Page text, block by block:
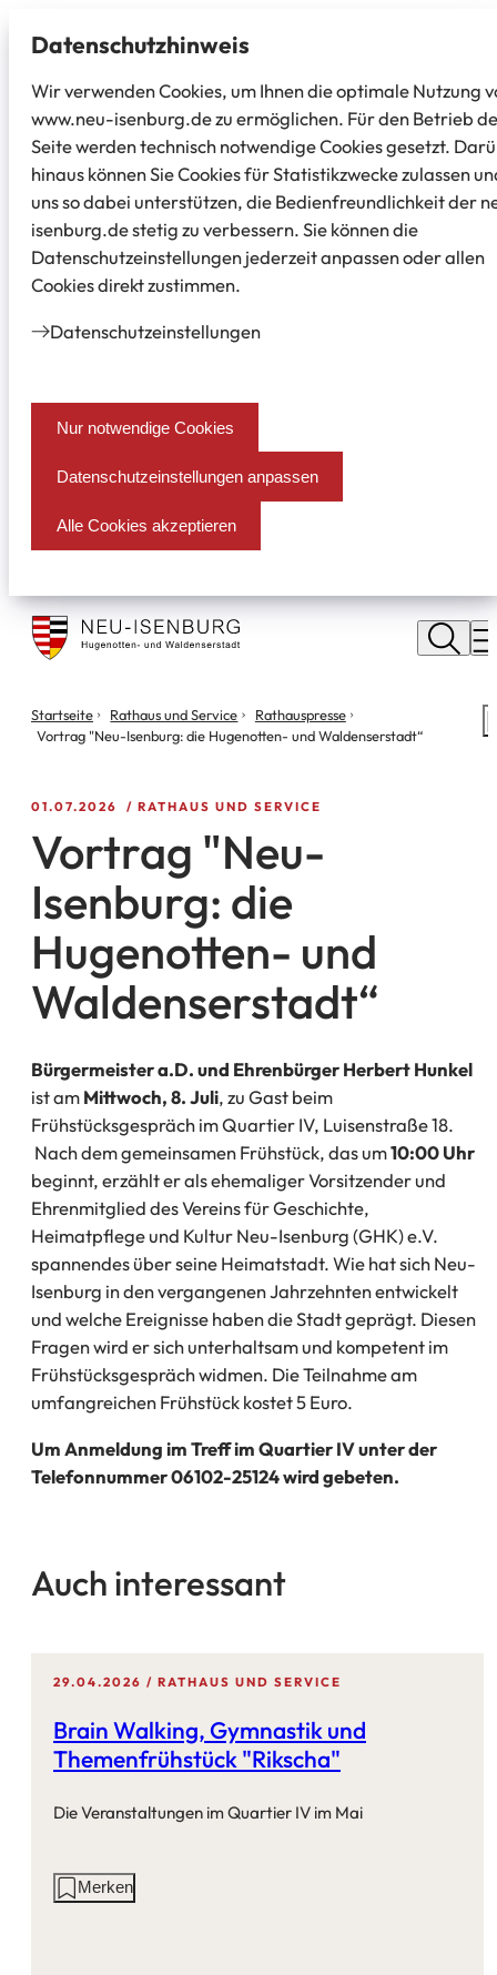
Datenschutz­hinweis
Wir verwenden Cookies, um Ihnen die optimale Nutzung
www.neu-isenburg.de zu ermöglichen. Für den Betrieb
Seite werden technisch notwendige Cookies gesetzt.
hinaus können Sie Cookies für Statistikzwecke zulassen
uns so dabei unterstützen, die Bedienfreundlichkeit der
isenburg.de stetig zu verbessern. Sie können die
Datenschutzeinstellungen jederzeit anpassen oder allen
Cookies direkt zustimmen.
Datenschutz­einstellungen
Nur notwendige Cookies
Datenschutzeinstellungen anpassen
Alle Cookies akzeptieren
Stadt
Neu
Isenburg
Sie
befinden
Startseite Rathaus und Service
Rathauspresse
Vortrag "Neu-Isenburg: die Hugenotten- und Waldenserstadt“
01.07.2026 RATHAUS UND SERVICE
Vortrag "Neu-
Isenburg: die
Hugenotten- und
Waldenserstadt“
Bürgermeister a.D. und Ehrenbürger Herbert Hunkel
ist amMittwoch, 8. Juli, zu Gast beim
Frühstücksgespräch im Quartier IV, Luisenstraße 18.
Nach dem gemeinsamen Frühstück, das um10:00 Uhr
beginnt, erzählt er als ehemaliger Vorsitzender und
Ehrenmitglied des Vereins für Geschichte,
Heimatpflege und Kultur Neu-Isenburg (GHK) e.V.
spannendes über seine Heimatstadt. Wie hat sich Neu-
Isenburg in den vergangenen Jahrzehnten entwickelt
und welche Ereignisse haben die Stadt geprägt. Diesen
Fragen wird er sich unterhaltsam und kompetent im
Frühstücksgespräch widmen. Die Teilnahme am
umfangreichen Frühstück kostet 5 Euro.
Um Anmeldung im Treff im Quartier IV unter der
Telefonnummer 06102-25124 wird gebeten.
Auch interessant
29.04.2026 RATHAUS UND SERVICE
Brain Walking, Gymnastik und
Themenfrühstück "Rikscha"
Die Veranstaltungen im Quartier IV im Mai
AktionenMerken